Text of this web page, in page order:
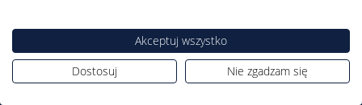
Serwisy zegarków
Zużyty sprzęt
Akceptuj wszystko
Dostosuj
Nie zgadzam się